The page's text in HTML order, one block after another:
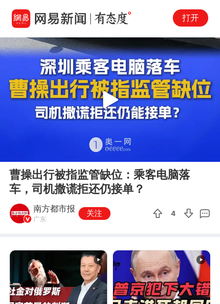
打开
Play
曹操出行被指监管缺位：乘客电脑落
车，司机撒谎拒还仍接单？
南方都市报
广东
关注 4